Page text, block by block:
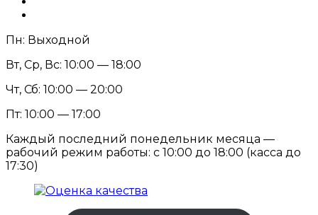
Пн: Выходной
Вт, Ср, Вс: 10:00 — 18:00
Чт, Сб: 10:00 — 20:00
Пт: 10:00 — 17:00
Каждый последний понедельник месяца —
рабочий режим работы: с 10:00 до 18:00 (касса до
17:30)